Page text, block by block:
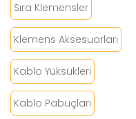
Sıra Klemensler
Klemens Aksesuarları
Kablo Yüksükleri
Kablo Pabuçları